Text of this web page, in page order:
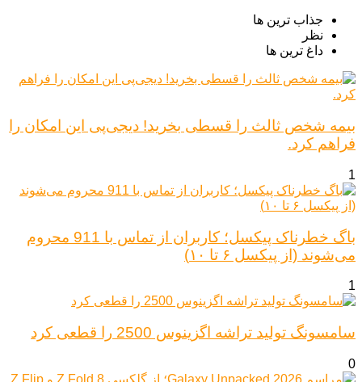
جذاب ترین ها
نظر
داغ ترین ها
بیمه شخص ثالث را قسطی بخرید! دیجی‌پی این امکان را
فراهم کرد.
1
باگ خطرناک پیکسل؛ کاربران از تماس با 911 محروم
می‌شوند (از پیکسل ۶ تا ۱۰)
1
سامسونگ تولید تراشه اگزینوس 2500 را قطعی کرد
0